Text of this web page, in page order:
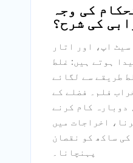
کی وجہ
کی شرح؟
اپ، اور اتار
ہوتے ہیں: غلط
طریقے سے لگائے
فلم۔ فضلے کے
دوبارہ کام کرنے
اخراجات میں
ساکھ کو نقصان
پہنچانا۔